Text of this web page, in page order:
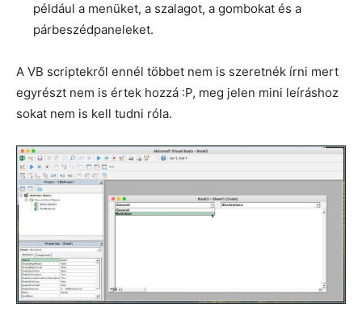
például a menüket, a szalagot, a gombokat és a
párbeszédpaneleket.
A VB scriptekről ennél többet nem is szeretnék írni mert
egyrészt nem is értek hozzá :P, meg jelen mini leíráshoz
sokat nem is kell tudni róla.